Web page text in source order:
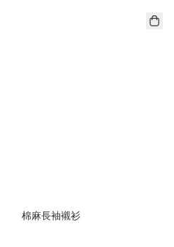
棉麻長袖襯衫